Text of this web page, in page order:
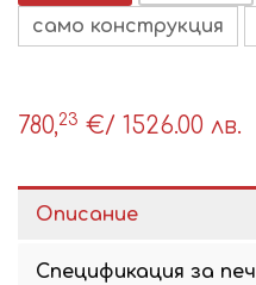
само конструкция
780,23 €/ 1526.00 лв.
Описание
Спецификация за